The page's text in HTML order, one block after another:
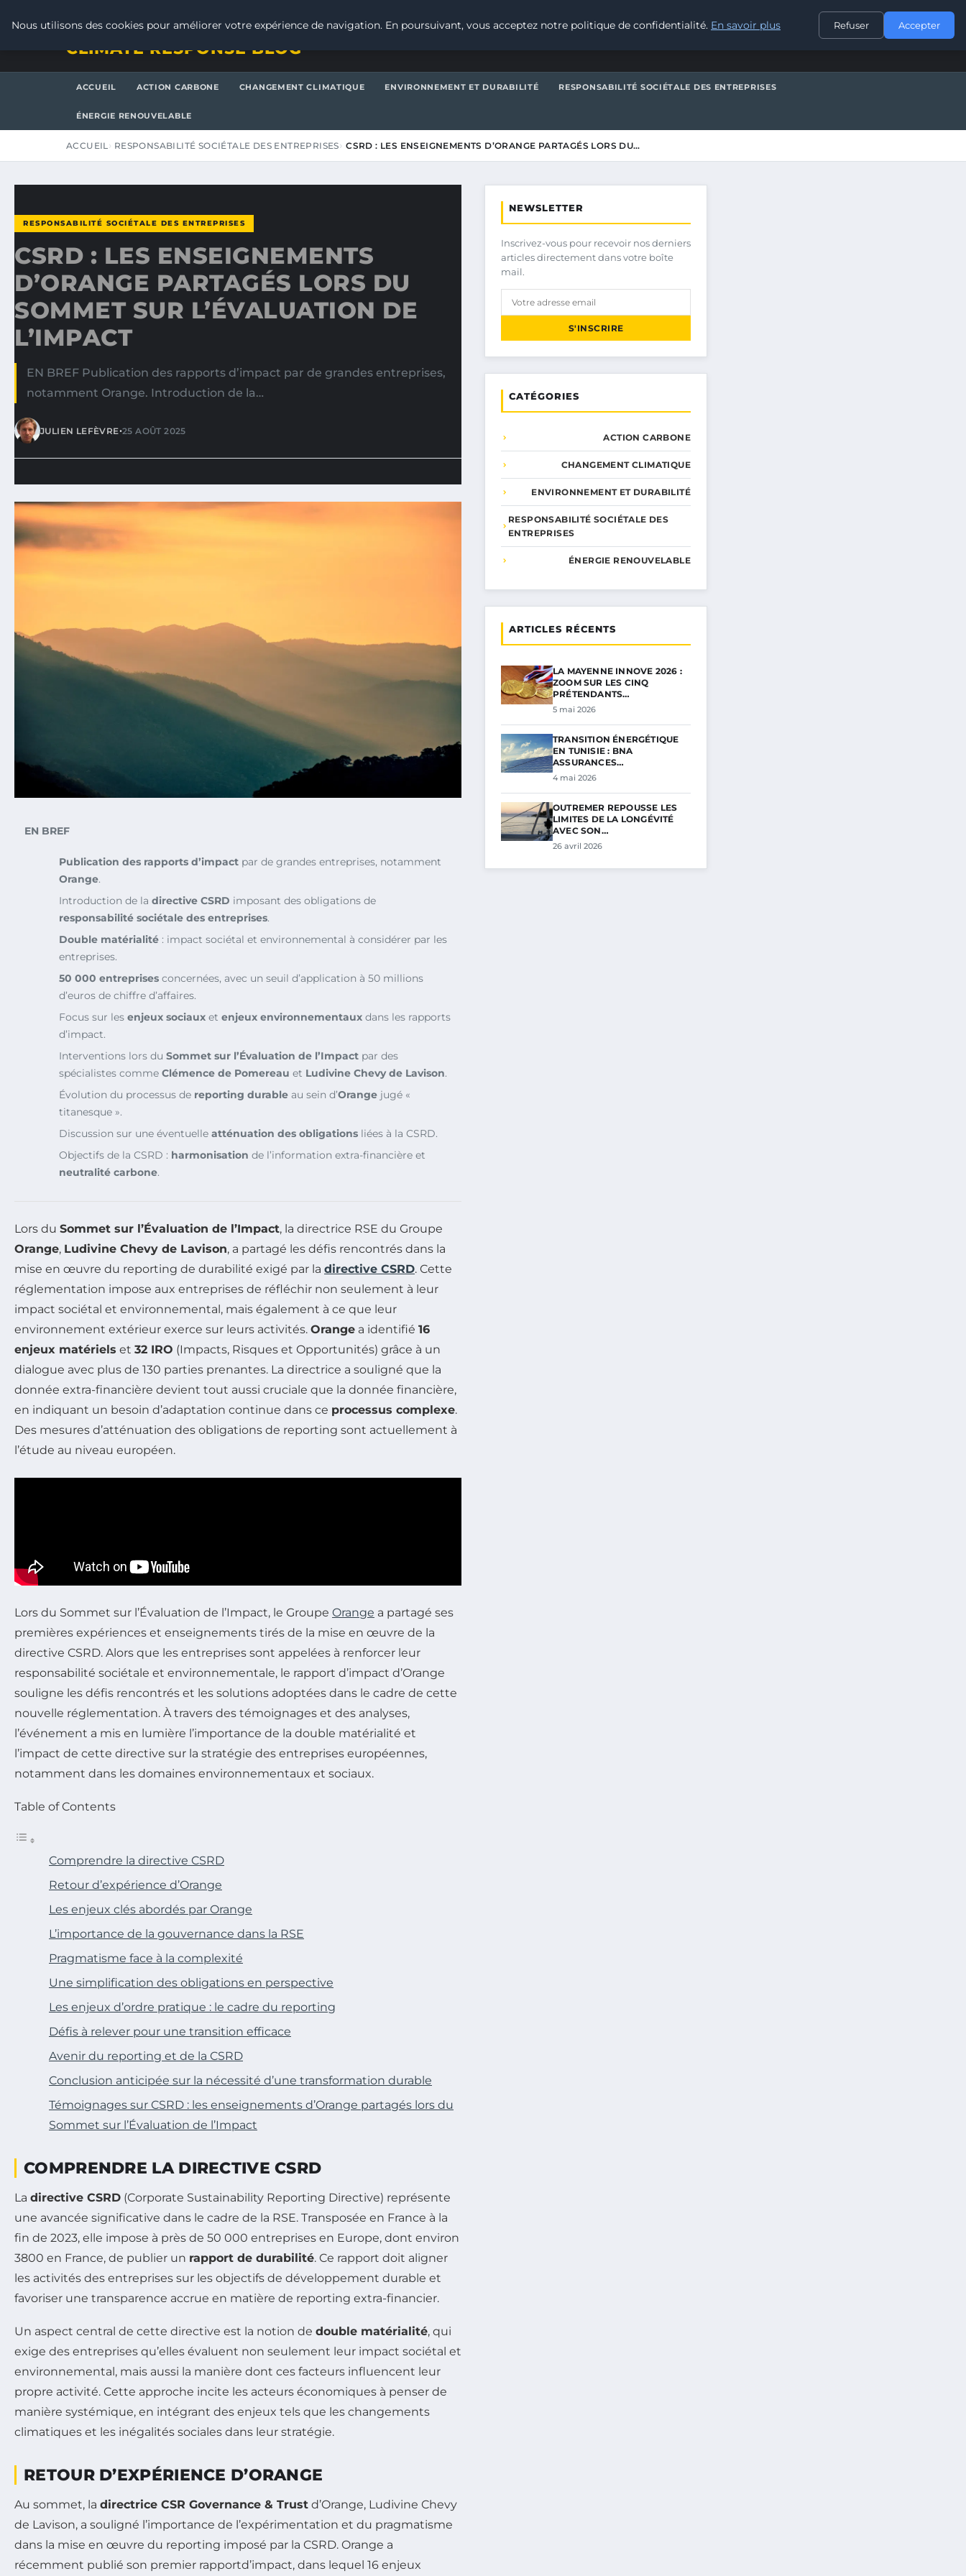
CONTACT
CLIMATE RESPONSE BLOG
ACCUEIL ACTION CARBONE CHANGEMENT CLIMATIQUE ENVIRONNEMENT ET DURABILITÉ RESPONSABILITÉ SOCIÉTALE DES ENTREPRISES
ÉNERGIE RENOUVELABLE
ACCUEIL RESPONSABILITÉ SOCIÉTALE DES ENTREPRISES CSRD : LES ENSEIGNEMENTS D’ORANGE PARTAGÉS LORS DU…
RESPONSABILITÉ SOCIÉTALE DES ENTREPRISES
CSRD : LES ENSEIGNEMENTS
D’ORANGE PARTAGÉS LORS DU
SOMMET SUR L’ÉVALUATION DE
L’IMPACT
EN BREF Publication des rapports d’impact par de grandes entreprises,
notamment Orange. Introduction de la…
JULIEN LEFÈVRE•25 AOÛT 2025
EN BREF
Publication des rapports d’impact par de grandes entreprises, notamment
Orange.
Introduction de la directive CSRD imposant des obligations de
responsabilité sociétale des entreprises.
Double matérialité : impact sociétal et environnemental à considérer par les
entreprises.
50 000 entreprises concernées, avec un seuil d’application à 50 millions
d’euros de chiffre d’affaires.
Focus sur les enjeux sociaux et enjeux environnementaux dans les rapports
d’impact.
Interventions lors du Sommet sur l’Évaluation de l’Impact par des
spécialistes comme Clémence de Pomereau et Ludivine Chevy de Lavison.
Évolution du processus de reporting durable au sein d’Orange jugé «
titanesque ».
Discussion sur une éventuelle atténuation des obligations liées à la CSRD.
Objectifs de la CSRD : harmonisation de l’information extra-financière et
neutralité carbone.
Lors du Sommet sur l’Évaluation de l’Impact, la directrice RSE du Groupe
Orange, Ludivine Chevy de Lavison, a partagé les défis rencontrés dans la
mise en œuvre du reporting de durabilité exigé par la directive CSRD. Cette
réglementation impose aux entreprises de réfléchir non seulement à leur
impact sociétal et environnemental, mais également à ce que leur
environnement extérieur exerce sur leurs activités. Orange a identifié 16
enjeux matériels et 32 IRO (Impacts, Risques et Opportunités) grâce à un
dialogue avec plus de 130 parties prenantes. La directrice a souligné que la
donnée extra-financière devient tout aussi cruciale que la donnée financière,
en indiquant un besoin d’adaptation continue dans ce processus complexe.
Des mesures d’atténuation des obligations de reporting sont actuellement à
l’étude au niveau européen.
Lors du Sommet sur l’Évaluation de l’Impact, le Groupe Orange a partagé ses
premières expériences et enseignements tirés de la mise en œuvre de la
directive CSRD. Alors que les entreprises sont appelées à renforcer leur
responsabilité sociétale et environnementale, le rapport d’impact d’Orange
souligne les défis rencontrés et les solutions adoptées dans le cadre de cette
nouvelle réglementation. À travers des témoignages et des analyses,
l’événement a mis en lumière l’importance de la double matérialité et
l’impact de cette directive sur la stratégie des entreprises européennes,
notamment dans les domaines environnementaux et sociaux.
Table of Contents
Comprendre la directive CSRD
Retour d’expérience d’Orange
Les enjeux clés abordés par Orange
L’importance de la gouvernance dans la RSE
Pragmatisme face à la complexité
Une simplification des obligations en perspective
Les enjeux d’ordre pratique : le cadre du reporting
Défis à relever pour une transition efficace
Avenir du reporting et de la CSRD
Conclusion anticipée sur la nécessité d’une transformation durable
Témoignages sur CSRD : les enseignements d’Orange partagés lors du
Sommet sur l’Évaluation de l’Impact
COMPRENDRE LA DIRECTIVE CSRD
La directive CSRD (Corporate Sustainability Reporting Directive) représente
une avancée significative dans le cadre de la RSE. Transposée en France à la
fin de 2023, elle impose à près de 50 000 entreprises en Europe, dont environ
3800 en France, de publier un rapport de durabilité. Ce rapport doit aligner
les activités des entreprises sur les objectifs de développement durable et
favoriser une transparence accrue en matière de reporting extra-financier.
Un aspect central de cette directive est la notion de double matérialité, qui
exige des entreprises qu’elles évaluent non seulement leur impact sociétal et
environnemental, mais aussi la manière dont ces facteurs influencent leur
propre activité. Cette approche incite les acteurs économiques à penser de
manière systémique, en intégrant des enjeux tels que les changements
climatiques et les inégalités sociales dans leur stratégie.
RETOUR D’EXPÉRIENCE D’ORANGE
Au sommet, la directrice CSR Governance & Trust d’Orange, Ludivine Chevy
de Lavison, a souligné l’importance de l’expérimentation et du pragmatisme
dans la mise en œuvre du reporting imposé par la CSRD. Orange a
récemment publié son premier rapportd’impact, dans lequel 16 enjeux
NEWSLETTER
Inscrivez-vous pour recevoir nos derniers
articles directement dans votre boîte
mail.
S'INSCRIRE
CATÉGORIES
ACTION CARBONE
CHANGEMENT CLIMATIQUE
ENVIRONNEMENT ET DURABILITÉ
RESPONSABILITÉ SOCIÉTALE DES
ENTREPRISES
ÉNERGIE RENOUVELABLE
ARTICLES RÉCENTS
LA MAYENNE INNOVE 2026 :
ZOOM SUR LES CINQ
PRÉTENDANTS…
5 mai 2026
TRANSITION ÉNERGÉTIQUE
EN TUNISIE : BNA
ASSURANCES…
4 mai 2026
OUTREMER REPOUSSE LES
LIMITES DE LA LONGÉVITÉ
AVEC SON…
26 avril 2026
Nous utilisons des cookies pour améliorer votre expérience de navigation. En poursuivant, vous acceptez notre politique de confidentialité. En savoir plus Refuser Accepter